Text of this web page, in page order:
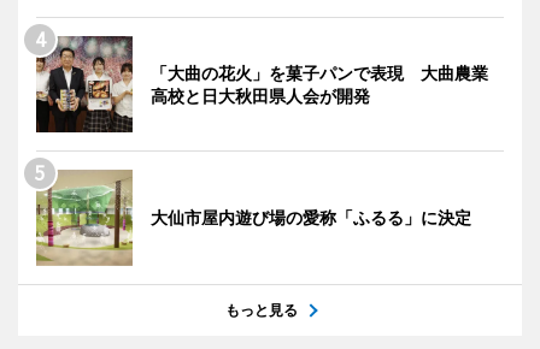
「大曲の花火」を菓子パンで表現 大曲農業
高校と日大秋田県人会が開発
大仙市屋内遊び場の愛称「ふるる」に決定
もっと見る